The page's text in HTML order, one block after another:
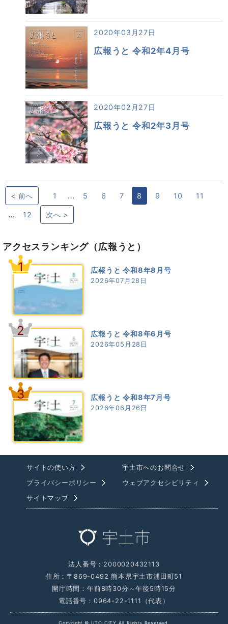
2020年03月27日
広報うと 令和2年4月号
2020年02月27日
広報うと 令和2年3月号
< 前へ 1 … 5 6 7 8 9 10 11
… 12 次へ >
アクセスランキング （広報うと）
1 広報うと 令和8年8月号
2026年07月28日
2 広報うと 令和8年6月号
2026年05月28日
3 広報うと 令和8年7月号
2026年06月26日
サイトの使い方
宇土市へのお問合せ
プライバシーポリシー
ウェブアクセシビリティ
サイトマップ
法人番号：2000020432113
住所：〒869-0492 熊本県宇土市浦田町51
開庁時間：午前8時30分～午後5時15分
電話番号：0964-22-1111（代表）